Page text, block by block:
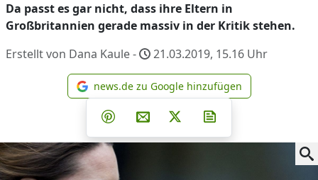
Da passt es gar nicht, dass ihre Eltern in
Großbritannien gerade massiv in der Kritik stehen.
Erstellt von Dana Kaule -
21.03.2019, 15.16 Uhr
news.de zu Google
news.de zu Google hinzufügen
Teilen auf Facebook
Teilen auf Whatsapp
Teilen auf Telegram
Teilen auf Pinterest
Per E-Mail teilen
Post auf X